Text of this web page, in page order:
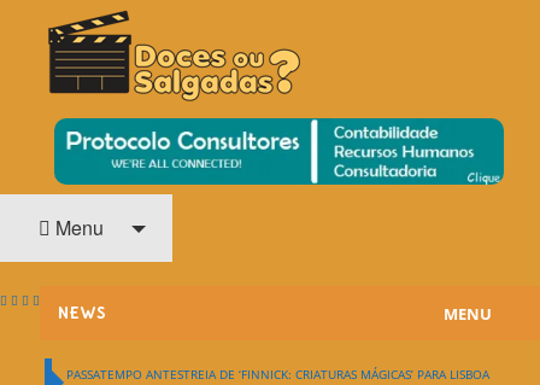
DOCES OU SALGADAS?
O Cinema? Uma Paixão!!
Menu
NEWS MENU
PASSATEMPO ANTESTREIA DE ‘FINNICK: CRIATURAS MÁGICAS’ PARA LISBOA